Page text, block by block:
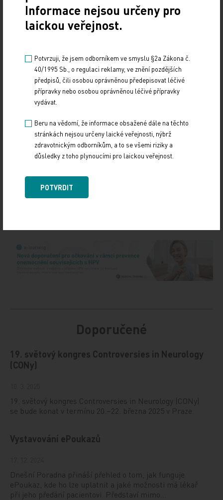
řekla ČTK.
Němeček novinářům potvrdil, že pokud se bude
půli roku začít jednání o dalším růstu platů.
Leoš Heger ZDE
Zdroj: ČTK
Doporučené
19. světový kongres Controversies in Neurology
(CONy)
19. světový kongres Controversies in Neurology (CONy)
se bude konat v termínu 20.–22. března 2025 v Praze.
Vystavování ePoukazů
Dnešní Poradna přináší přehled o tom, jak funguje
ePoukaz, kde ho lze uplatnit a jaké možnosti má lékař
při jeho předání pacientovi. Představí mimo…
Informace nejsou určeny pro
laickou veřejnost.
Potvrzuji, že jsem odborníkem ve smyslu §2a Zákona č.
40/1995 Sb., o regulaci reklamy, ve znění pozdějších
předpisů, čili osobou oprávněnou předepisovat léčivé
přípravky nebo osobou oprávněnou léčivé přípravky
vydávat.
Beru na vědomí, že informace obsažené dále na těchto
stránkách nejsou určeny laické veřejnosti, nýbrž
zdravotnickým odborníkům, a to se všemi riziky a
důsledky z toho plynoucími pro laickou veřejnost.
POTVRDIT